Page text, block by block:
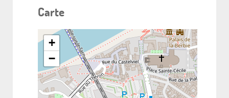
Carte
+
−